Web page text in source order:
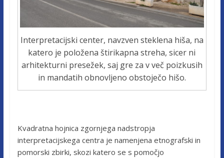
Interpretacijski center, navzven steklena hiša, na
katero je položena štirikapna streha, sicer ni
arhitekturni presežek, saj gre za v več poizkusih
in mandatih obnovljeno obstoječo hišo.
Kvadratna hojnica zgornjega nadstropja
interpretacijskega centra je namenjena etnografski in
pomorski zbirki, skozi katero se s pomočjo